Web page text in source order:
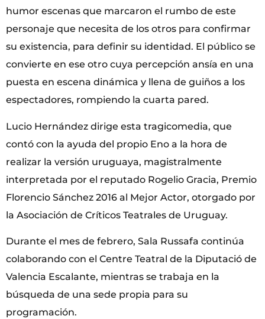
humor escenas que marcaron el rumbo de este
personaje que necesita de los otros para confirmar
su existencia, para definir su identidad. El público se
convierte en ese otro cuya percepción ansía en una
puesta en escena dinámica y llena de guiños a los
espectadores, rompiendo la cuarta pared.
Lucio Hernández dirige esta tragicomedia, que
contó con la ayuda del propio Eno a la hora de
realizar la versión uruguaya, magistralmente
interpretada por el reputado Rogelio Gracia, Premio
Florencio Sánchez 2016 al Mejor Actor, otorgado por
la Asociación de Críticos Teatrales de Uruguay.
Durante el mes de febrero, Sala Russafa continúa
colaborando con el Centre Teatral de la Diputació de
Valencia Escalante, mientras se trabaja en la
búsqueda de una sede propia para su
programación.